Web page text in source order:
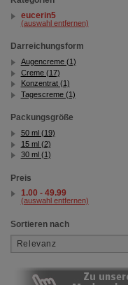
eucerin5
(auswahl entfernen)
Darreichungsform
Augencreme (1)
Creme (17)
Konzentrat (1)
Tagescreme (1)
Packungsgröße
50 ml (19)
15 ml (2)
30 ml (1)
Preis
1.00 - 49.99
(auswahl entfernen)
Sortieren nach